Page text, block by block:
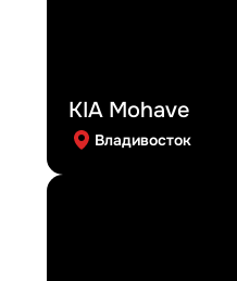
KIA Mohave
Владивосток